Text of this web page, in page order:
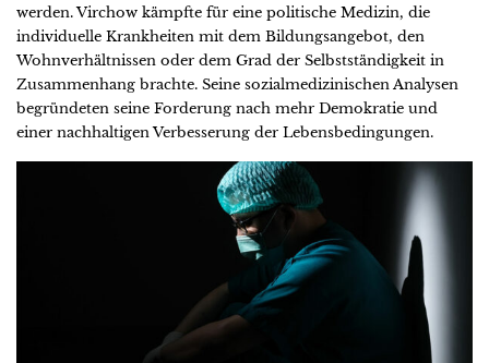
werden. Virchow kämpfte für eine politische Medizin, die
individuelle Krankheiten mit dem Bildungsangebot, den
Wohnverhältnissen oder dem Grad der Selbstständigkeit in
Zusammenhang brachte. Seine sozialmedizinischen Analysen
begründeten seine Forderung nach mehr Demokratie und
einer nachhaltigen Verbesserung der Lebensbedingungen.